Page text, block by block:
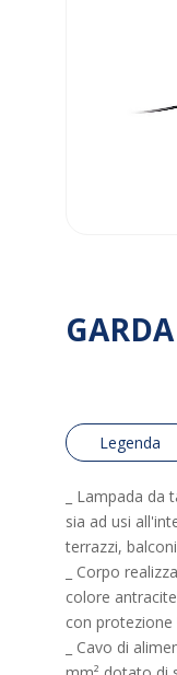
Legenda
_ Lampada
sia ad usi
terrazzi,
_ Corpo
colore
con protezione
_ Cavo di